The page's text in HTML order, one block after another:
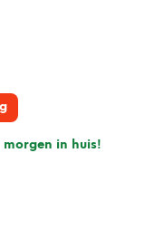
morgen in huis!